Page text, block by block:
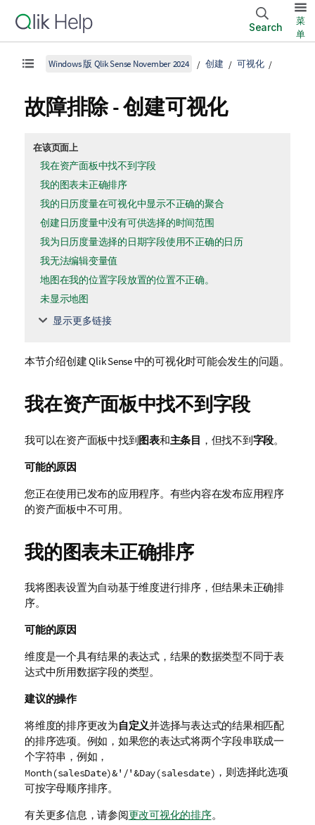
Search
菜
单
Windows 版 Qlik Sense November 2024 创建 可视化
故障排除 - 创建可视化
在该页面上
我在资产面板中找不到字段
我的图表未正确排序
我的日历度量在可视化中显示不正确的聚合
创建日历度量中没有可供选择的时间范围
我为日历度量选择的日期字段使用不正确的日历
我无法编辑变量值
地图在我的位置字段放置的位置不正确。
未显示地图
显示更多链接
本节介绍创建Qlik Sense中的可视化时可能会发生的问题。
我在资产面板中找不到字段
我可以在资产面板中找到图表和主条目 ，但找不到字段。
可能的原因
您正在使用已发布的应用程序。有些内容在发布应用程序
的资产面板中不可用。
我的图表未正确排序
我将图表设置为自动基于维度进行排序，但结果未正确排
序。
可能的原因
维度是一个具有结果的表达式，结果的数据类型不同于表
达式中所用数据字段的类型。
建议的操作
将维度的排序更改为自定义并选择与表达式的结果相匹配
的排序选项。例如，如果您的表达式将两个字段串联成一
个字符串，例如，
Month(salesDate)&'/'&Day(salesdate) ，则选择此选项
可按字母顺序排序。
有关更多信息，请参阅更改可视化的排序。